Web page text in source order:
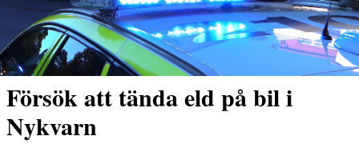
Försök att tända eld på bil i
Nykvarn